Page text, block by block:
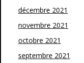
décembre 2021
novembre 2021
octobre 2021
septembre 2021